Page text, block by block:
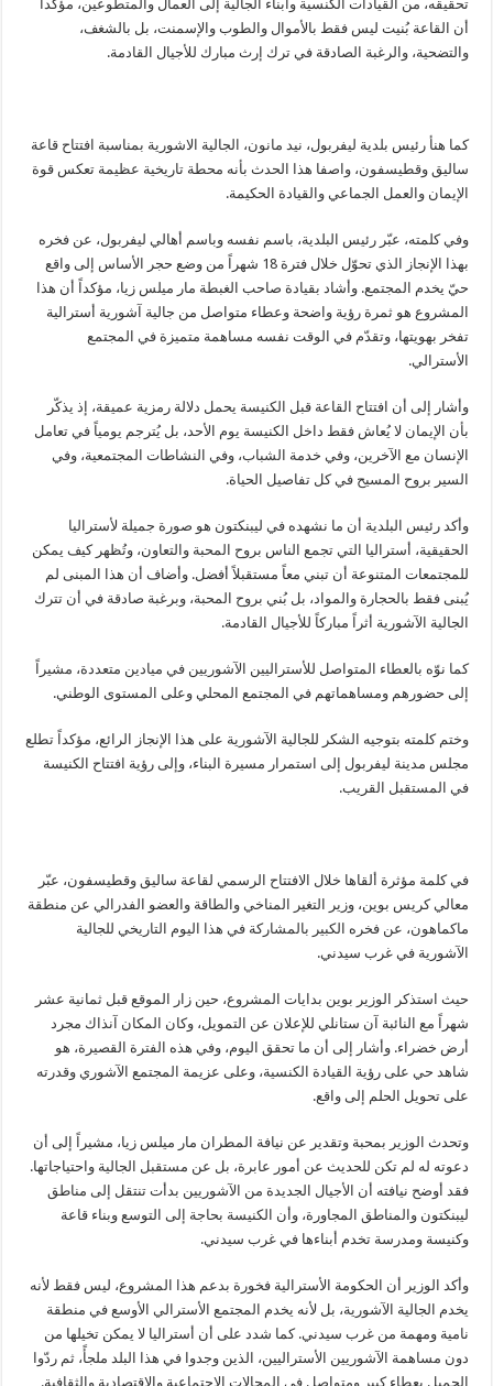
تحقيقه، من القيادات الكنسية وأبناء الجالية إلى العمال والمتطوعين، مؤكداً
أن القاعة بُنيت ليس فقط بالأموال والطوب والإسمنت، بل بالشغف،
والتضحية، والرغبة الصادقة في ترك إرث مبارك للأجيال القادمة.
كما هنأ رئيس بلدية ليفربول، نيد مانون، الجالية الاشورية بمناسبة افتتاح قاعة
ساليق وقطيسفون، واصفا هذا الحدث بأنه محطة تاريخية عظيمة تعكس قوة
الإيمان والعمل الجماعي والقيادة الحكيمة.
وفي كلمته، عبّر رئيس البلدية، باسم نفسه وباسم أهالي ليفربول، عن فخره
بهذا الإنجاز الذي تحوّل خلال فترة 18 شهراً من وضع حجر الأساس إلى واقع
حيّ يخدم المجتمع. وأشاد بقيادة صاحب الغبطة مار ميلس زيا، مؤكداً أن هذا
المشروع هو ثمرة رؤية واضحة وعطاء متواصل من جالية آشورية أسترالية
تفخر بهويتها، وتقدّم في الوقت نفسه مساهمة متميزة في المجتمع
الأسترالي.
وأشار إلى أن افتتاح القاعة قبل الكنيسة يحمل دلالة رمزية عميقة، إذ يذكّر
بأن الإيمان لا يُعاش فقط داخل الكنيسة يوم الأحد، بل يُترجم يومياً في تعامل
الإنسان مع الآخرين، وفي خدمة الشباب، وفي النشاطات المجتمعية، وفي
السير بروح المسيح في كل تفاصيل الحياة.
وأكد رئيس البلدية أن ما نشهده في ليبنكتون هو صورة جميلة لأستراليا
الحقيقية، أستراليا التي تجمع الناس بروح المحبة والتعاون، وتُظهر كيف يمكن
للمجتمعات المتنوعة أن تبني معاً مستقبلاً أفضل. وأضاف أن هذا المبنى لم
يُبنى فقط بالحجارة والمواد، بل بُني بروح المحبة، وبرغبة صادقة في أن تترك
الجالية الآشورية أثراً مباركاً للأجيال القادمة.
كما نوّه بالعطاء المتواصل للأستراليين الآشوريين في ميادين متعددة، مشيراً
إلى حضورهم ومساهماتهم في المجتمع المحلي وعلى المستوى الوطني.
وختم كلمته بتوجيه الشكر للجالية الآشورية على هذا الإنجاز الرائع، مؤكداً تطلع
مجلس مدينة ليفربول إلى استمرار مسيرة البناء، وإلى رؤية افتتاح الكنيسة
في المستقبل القريب.
في كلمة مؤثرة ألقاها خلال الافتتاح الرسمي لقاعة ساليق وقطيسفون، عبّر
معالي كريس بوين، وزير التغير المناخي والطاقة والعضو الفدرالي عن منطقة
ماكماهون، عن فخره الكبير بالمشاركة في هذا اليوم التاريخي للجالية
الآشورية في غرب سيدني.
حيث استذكر الوزير بوين بدايات المشروع، حين زار الموقع قبل ثمانية عشر
شهراً مع النائبة آن ستانلي للإعلان عن التمويل، وكان المكان آنذاك مجرد
أرض خضراء. وأشار إلى أن ما تحقق اليوم، وفي هذه الفترة القصيرة، هو
شاهد حي على رؤية القيادة الكنسية، وعلى عزيمة المجتمع الآشوري وقدرته
على تحويل الحلم إلى واقع.
وتحدث الوزير بمحبة وتقدير عن نيافة المطران مار ميلس زيا، مشيراً إلى أن
دعوته له لم تكن للحديث عن أمور عابرة، بل عن مستقبل الجالية واحتياجاتها.
فقد أوضح نيافته أن الأجيال الجديدة من الآشوريين بدأت تنتقل إلى مناطق
ليبنكتون والمناطق المجاورة، وأن الكنيسة بحاجة إلى التوسع وبناء قاعة
وكنيسة ومدرسة تخدم أبناءها في غرب سيدني.
وأكد الوزير أن الحكومة الأسترالية فخورة بدعم هذا المشروع، ليس فقط لأنه
يخدم الجالية الآشورية، بل لأنه يخدم المجتمع الأسترالي الأوسع في منطقة
نامية ومهمة من غرب سيدني. كما شدد على أن أستراليا لا يمكن تخيلها من
دون مساهمة الآشوريين الأستراليين، الذين وجدوا في هذا البلد ملجأً، ثم ردّوا
الجميل بعطاء كبير ومتواصل في المجالات الاجتماعية والاقتصادية والثقافية.